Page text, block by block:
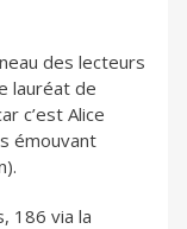
des lecteurs
lauréat de
c’est Alice
émouvant
186 via la